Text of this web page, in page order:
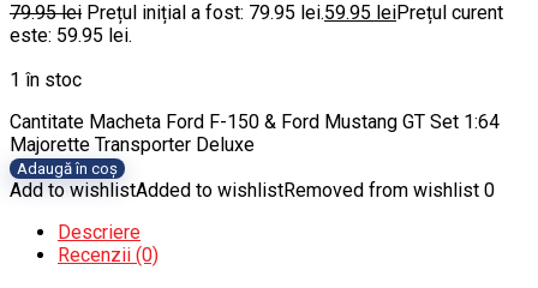
79.95lei Prețul inițial a fost: 79.95 lei.59.95 leiPrețul curent
este: 59.95 lei.
1 în stoc
Cantitate Macheta Ford F-150 & Ford Mustang GT Set 1:64
Majorette Transporter Deluxe
Adaugă în coș
Add to wishlistAdded to wishlistRemoved from wishlist 0
Descriere
Recenzii (0)